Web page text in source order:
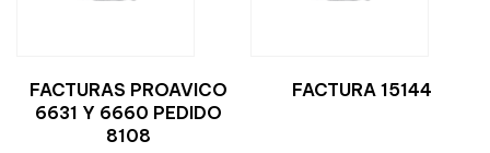
FACTURAS PROAVICO
6631 Y 6660 PEDIDO
8108
FACTURA 15144